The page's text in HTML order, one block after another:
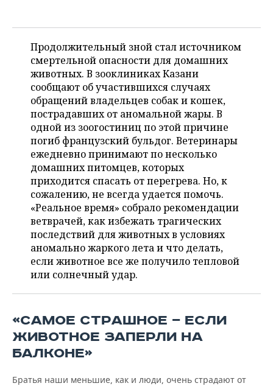
ОТКРЫТАЯ ЛЕКЦИЯ
БАСКЕТБОЛ
ВОЛЕЙБОЛ
КИБЕРСПОРТ
ФИГУРНОЕ КАТАНИЕ
ВОДНЫЕ ВИДЫ СПОРТА
ХОККЕЙ С МЯЧОМ
ИНФРАСТРУКТУРА
ИСТОРИЯ
КУЛЬТУРА
МЕДИЦИНА
ОБРАЗОВАНИЕ
ПРОИСШЕСТВИЯ
СПИСОК ПЕРСОН
СПИСОК КОМПАНИЙ
ПОЛНАЯ ВЕРСИЯ
Продолжительный зной стал источником
смертельной опасности для домашних
животных. В зооклиниках Казани
сообщают об участившихся случаях
обращений владельцев собак и кошек,
пострадавших от аномальной жары. В
одной из зоогостиниц по этой причине
погиб французский бульдог. Ветеринары
ежедневно принимают по несколько
домашних питомцев, которых
приходится спасать от перегрева. Но, к
сожалению, не всегда удается помочь.
«Реальное время» собрало рекомендации
ветврачей, как избежать трагических
последствий для животных в условиях
аномально жаркого лета и что делать,
если животное все же получило тепловой
или солнечный удар.
«САМОЕ СТРАШНОЕ — ЕСЛИ
ЖИВОТНОЕ ЗАПЕРЛИ НА
БАЛКОНЕ»
Братья наши меньшие, как и люди, очень страдают от